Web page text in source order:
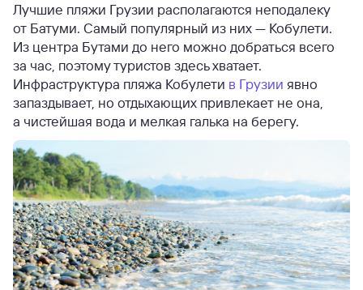
Лучшие пляжи Грузии располагаются неподалеку
от Батуми. Самый популярный из них — Кобулети.
Из центра Бутами до него можно добраться всего
за час, поэтому туристов здесь хватает.
Инфраструктура пляжа Кобулети в Грузии явно
запаздывает, но отдыхающих привлекает не она,
а чистейшая вода и мелкая галька на берегу.